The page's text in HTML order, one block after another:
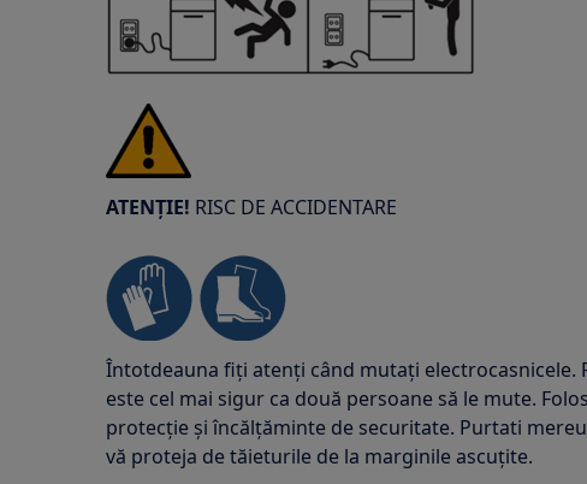
ATENȚIE! RISC DE ACCIDENTARE
Întotdeauna fiți atenți când mutați electrocasnicele.
este cel mai sigur ca două persoane să le mute.
protecție și încălțăminte de securitate. Purtati
vă proteja de tăieturile de la marginile ascuțite.